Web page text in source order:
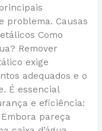
problema. Causas
Como
Remover
exige
adequados e o
É essencial
e eficiência:
pareça